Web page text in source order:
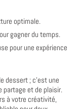
optimale.
gagner du temps.
pour une expérience
dessert ; c'est une
partage et de plaisir.
à votre créativité,